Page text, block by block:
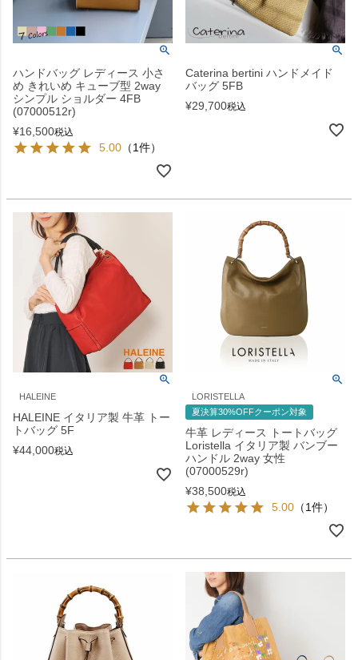
ハンドバッグ レディース 小さ
め きれいめ キューブ型 2way
シンプル ショルダー 4FB
(07000512r)
¥16,500税込
5.00 （1件）
Caterina bertini ハンドメイド
バッグ 5FB
¥29,700税込
HALEINE
HALEINE イタリア製 牛革 トー
トバッグ 5F
¥44,000税込
LORISTELLA
夏決算30%OFFクーポン対象
牛革 レディース トートバッグ
Loristella イタリア製 バンブー
ハンドル 2way 女性
(07000529r)
¥38,500税込
5.00 （1件）